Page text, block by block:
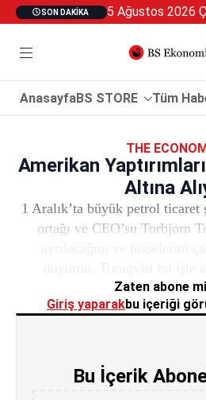
SON DAKIKA
AnasayfaBS STORE Tüm
THE
Amerikan
Altına
1 Aralık’ta büyük petrol
ortağı ve CEO’su Torbjorn
Zaten abone
Giriş yaparakbu içeriği
Bu İçerik